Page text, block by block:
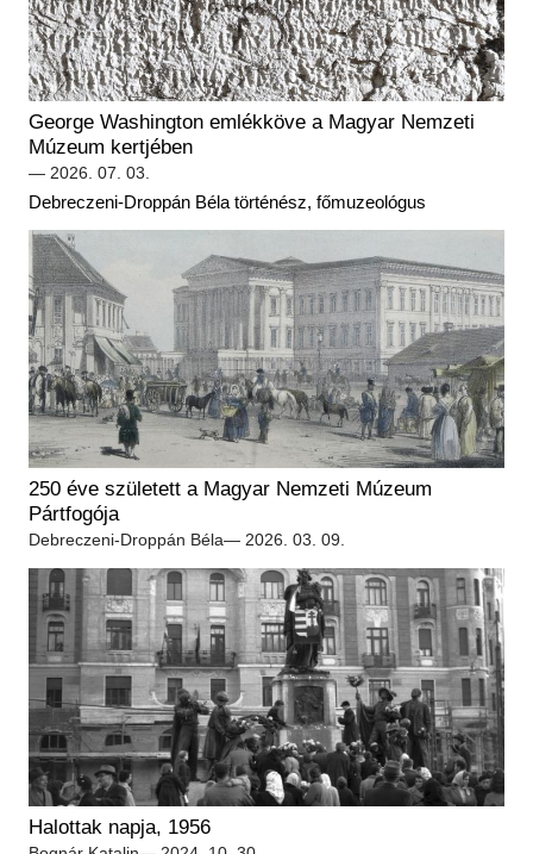
Régészet
Tagintézmények
Felnőttképzés
Képcsarnok
Történeti Fényképtár
Éremtár
Adattár
Központi Könyvtár
George Washington emlékköve a Magyar Nemzeti
Múzeum kertjében
— 2026. 07. 03.
Debreczeni-Droppán Béla történész, főmuzeológus
250 éve született a Magyar Nemzeti Múzeum
Pártfogója
Debreczeni-Droppán Béla— 2026. 03. 09.
Halottak napja, 1956